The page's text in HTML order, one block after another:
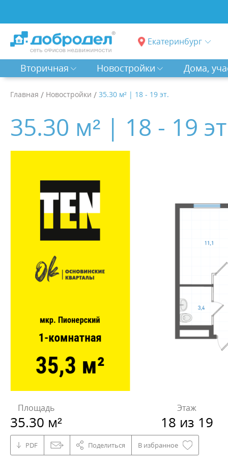
Екатеринбург
Вторичная Новостройки Дома,
Главная / Новостройки / 35.30 м² | 18 - 19 эт.
35.30 м² | 18 - 19
Площадь
35.30 м²
Этаж
18 из 19
PDF Поделиться В избранное